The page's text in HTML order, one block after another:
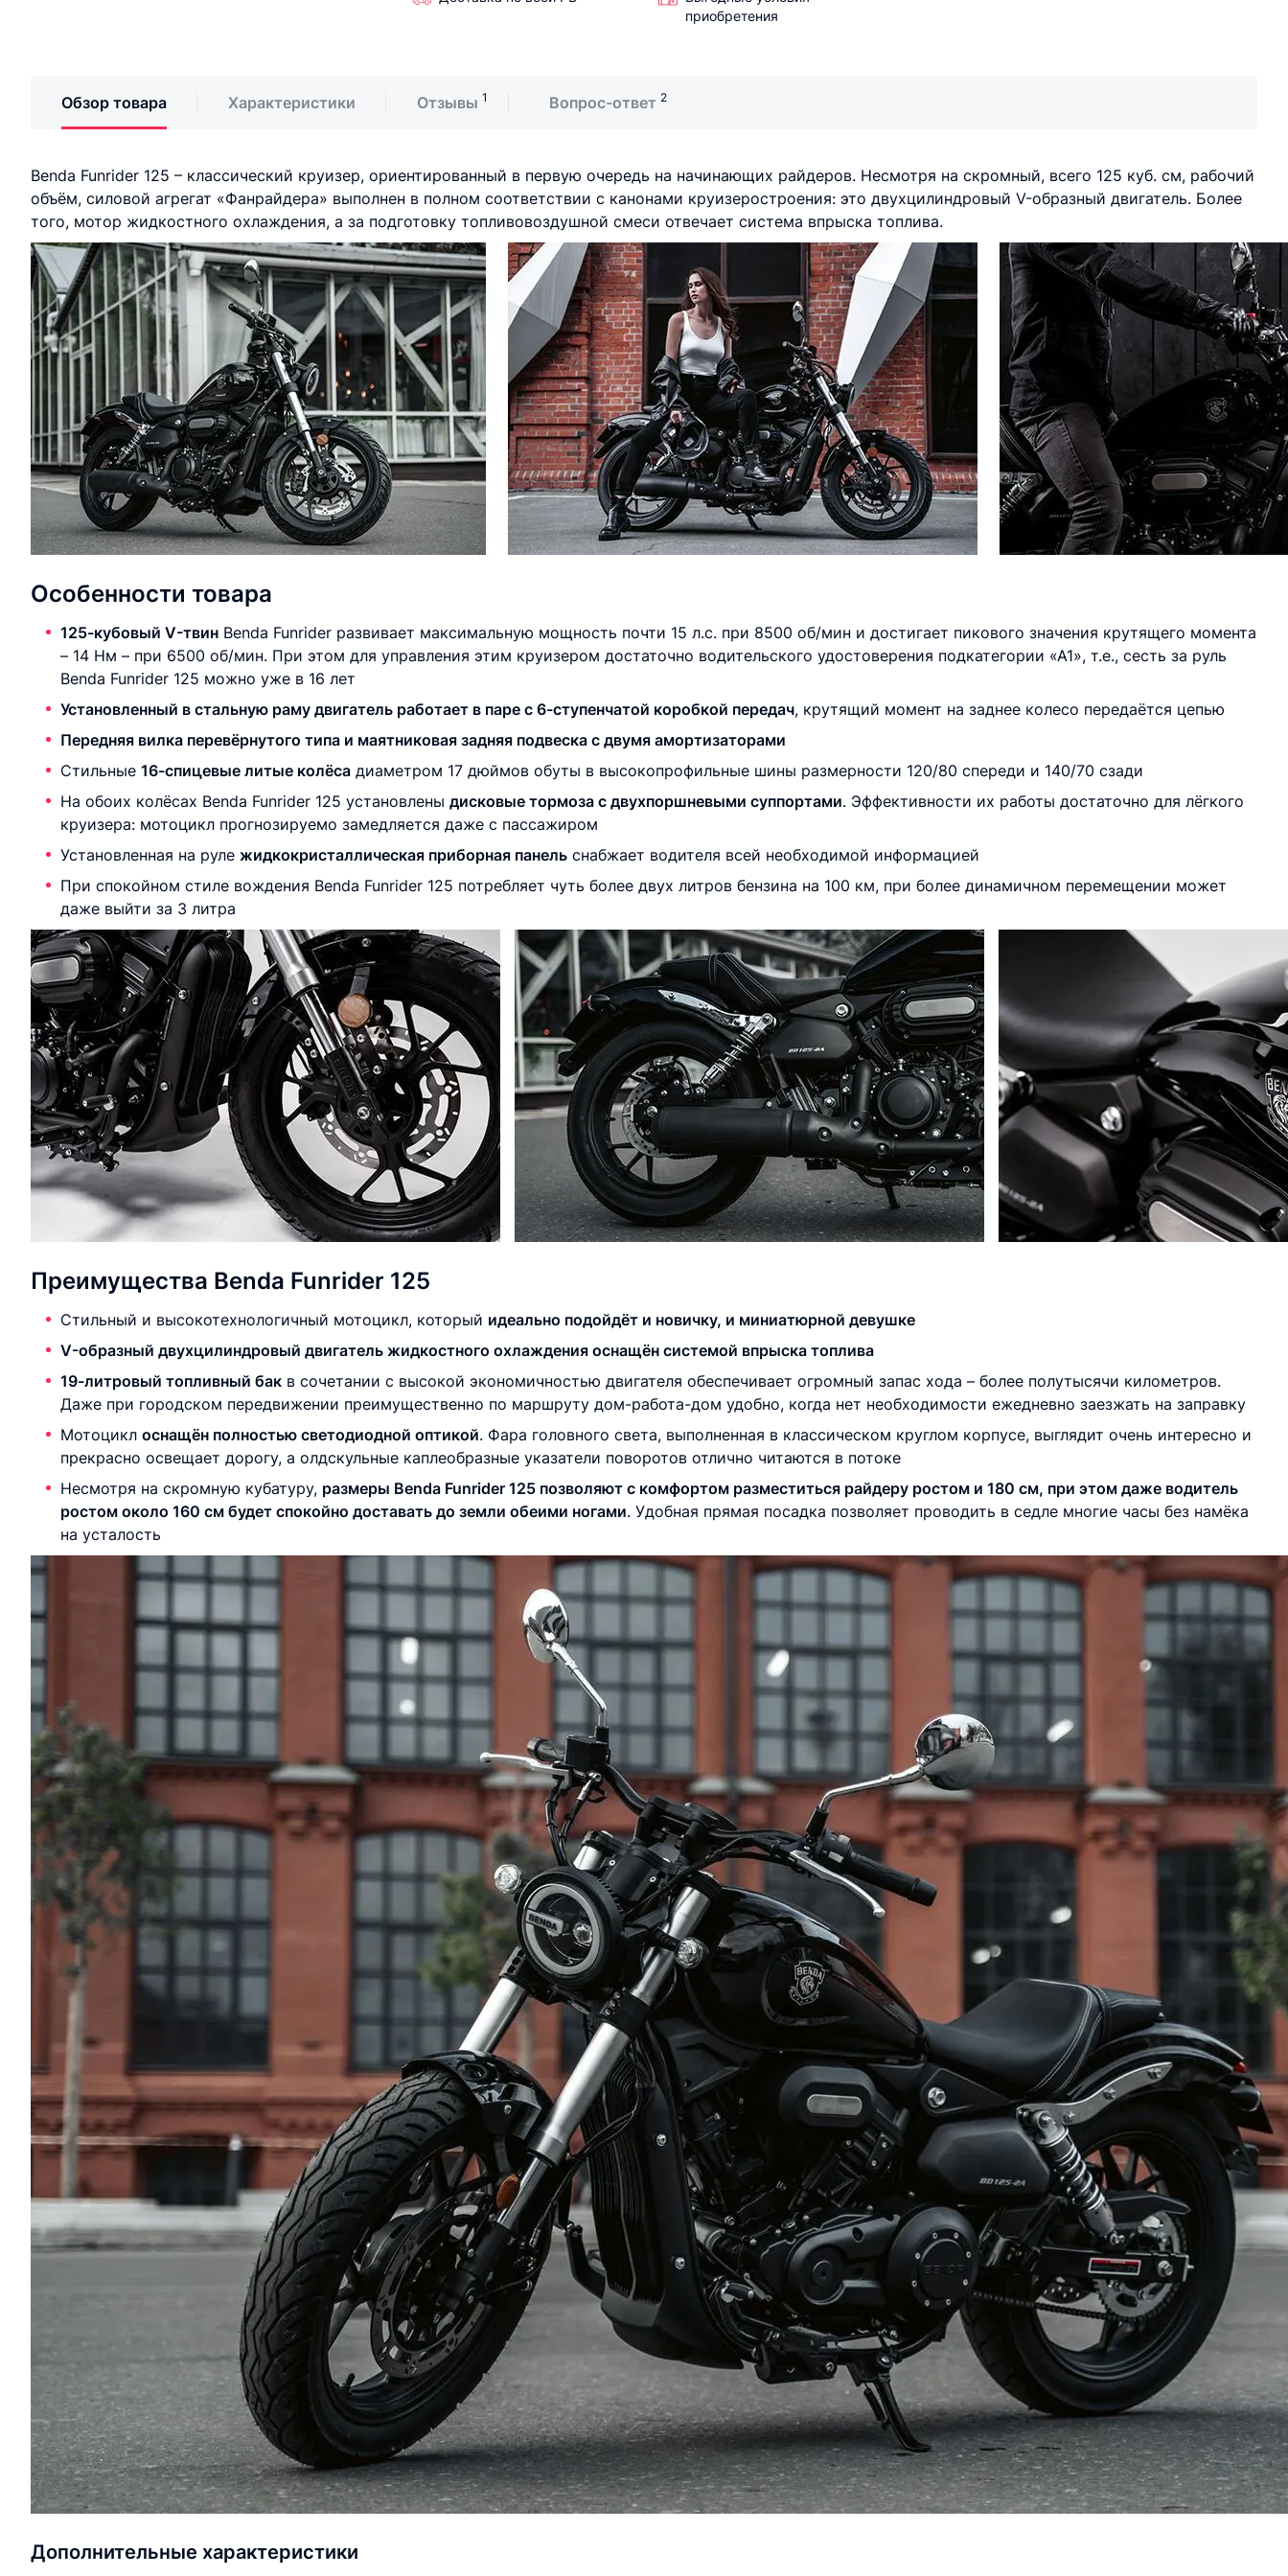
приобретения
Обзор товара Характеристики Отзывы 1 Вопрос-ответ 2
Benda Funrider 125 – классический круизер, ориентированный в первую очередь на начинающих райдеров. Несмотря на скромный, всего 125 куб. см, рабочий
объём, силовой агрегат «Фанрайдера» выполнен в полном соответствии с канонами круизеростроения: это двухцилиндровый V-образный двигатель. Более
того, мотор жидкостного охлаждения, а за подготовку топливовоздушной смеси отвечает система впрыска топлива.
Особенности товара
125-кубовый V-твин Benda Funrider развивает максимальную мощность почти 15 л.с. при 8500 об/мин и достигает пикового значения крутящего момента
– 14 Нм – при 6500 об/мин. При этом для управления этим круизером достаточно водительского удостоверения подкатегории «А1», т.е., сесть за руль
Benda Funrider 125 можно уже в 16 лет
Установленный в стальную раму двигатель работает в паре с 6-ступенчатой коробкой передач, крутящий момент на заднее колесо передаётся цепью
Передняя вилка перевёрнутого типа и маятниковая задняя подвеска с двумя амортизаторами
Стильные 16-спицевые литые колёса диаметром 17 дюймов обуты в высокопрофильные шины размерности 120/80 спереди и 140/70 сзади
На обоих колёсах Benda Funrider 125 установлены дисковые тормоза с двухпоршневыми суппортами. Эффективности их работы достаточно для лёгкого
круизера: мотоцикл прогнозируемо замедляется даже с пассажиром
Установленная на руле жидкокристаллическая приборная панель снабжает водителя всей необходимой информацией
При спокойном стиле вождения Benda Funrider 125 потребляет чуть более двух литров бензина на 100 км, при более динамичном перемещении может
даже выйти за 3 литра
Преимущества Benda Funrider 125
Стильный и высокотехнологичный мотоцикл, который идеально подойдёт и новичку, и миниатюрной девушке
V-образный двухцилиндровый двигатель жидкостного охлаждения оснащён системой впрыска топлива
19-литровый топливный бак в сочетании с высокой экономичностью двигателя обеспечивает огромный запас хода – более полутысячи километров.
Даже при городском передвижении преимущественно по маршруту дом-работа-дом удобно, когда нет необходимости ежедневно заезжать на заправку
Мотоцикл оснащён полностью светодиодной оптикой. Фара головного света, выполненная в классическом круглом корпусе, выглядит очень интересно и
прекрасно освещает дорогу, а олдскульные каплеобразные указатели поворотов отлично читаются в потоке
Несмотря на скромную кубатуру, размеры Benda Funrider 125 позволяют с комфортом разместиться райдеру ростом и 180 см, при этом даже водитель
ростом около 160 см будет спокойно доставать до земли обеими ногами. Удобная прямая посадка позволяет проводить в седле многие часы без намёка
на усталость
Дополнительные характеристики